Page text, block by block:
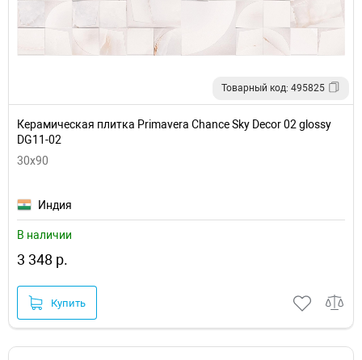
Товарный код: 495825
Керамическая плитка Primavera Chance Sky Decor 02 glossy
DG11-02
30x90
Индия
В наличии
3 348 р.
Купить